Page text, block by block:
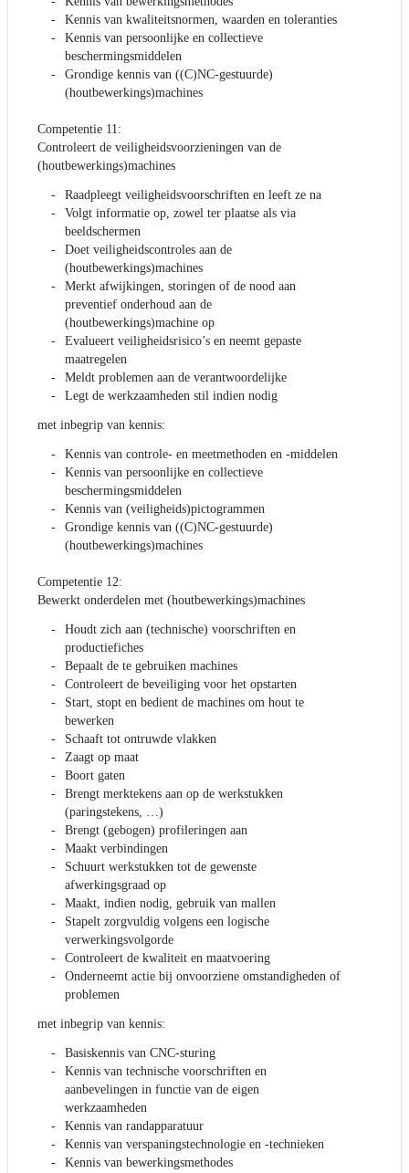
Kennis van kwaliteitsnormen, waarden en toleranties
Kennis van persoonlijke en collectieve
beschermingsmiddelen
Grondige kennis van ((C)NC-gestuurde)
(houtbewerkings)machines
Competentie 11:
Controleert de veiligheidsvoorzieningen van de
(houtbewerkings)machines
Raadpleegt veiligheidsvoorschriften en leeft ze na
Volgt informatie op, zowel ter plaatse als via
beeldschermen
Doet veiligheidscontroles aan de
(houtbewerkings)machines
Merkt afwijkingen, storingen of de nood aan
preventief onderhoud aan de
(houtbewerkings)machine op
Evalueert veiligheidsrisico’s en neemt gepaste
maatregelen
Meldt problemen aan de verantwoordelijke
Legt de werkzaamheden stil indien nodig
met inbegrip van kennis:
Kennis van controle- en meetmethoden en -middelen
Kennis van persoonlijke en collectieve
beschermingsmiddelen
Kennis van (veiligheids)pictogrammen
Grondige kennis van ((C)NC-gestuurde)
(houtbewerkings)machines
Competentie 12:
Bewerkt onderdelen met (houtbewerkings)machines
Houdt zich aan (technische) voorschriften en
productiefiches
Bepaalt de te gebruiken machines
Controleert de beveiliging voor het opstarten
Start, stopt en bedient de machines om hout te
bewerken
Schaaft tot ontruwde vlakken
Zaagt op maat
Boort gaten
Brengt merktekens aan op de werkstukken
(paringstekens, …)
Brengt (gebogen) profileringen aan
Maakt verbindingen
Schuurt werkstukken tot de gewenste
afwerkingsgraad op
Maakt, indien nodig, gebruik van mallen
Stapelt zorgvuldig volgens een logische
verwerkingsvolgorde
Controleert de kwaliteit en maatvoering
Onderneemt actie bij onvoorziene omstandigheden of
problemen
met inbegrip van kennis:
Basiskennis van CNC-sturing
Kennis van technische voorschriften en
aanbevelingen in functie van de eigen
werkzaamheden
Kennis van randapparatuur
Kennis van verspaningstechnologie en -technieken
Kennis van bewerkingsmethodes